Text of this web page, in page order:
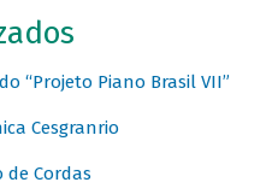
“Projeto Piano Brasil VII”
Cesgranrio
de Cordas